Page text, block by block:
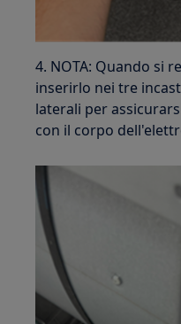
4. NOTA: Quando si
inserirlo nei tre
laterali per
con il corpo